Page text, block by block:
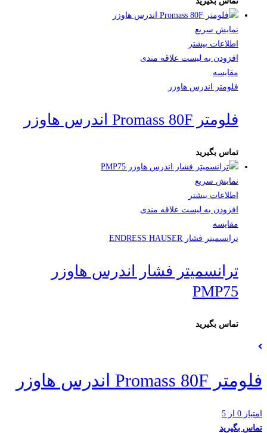
نمایش سریع
اطلاعات بیشتر
افزودن به لیست علاقه مندی
مقایسه
فلومتر اندرس هاوزر
فلومتر Promass 80F اندرس هاوزر
تماس بگیرید
نمایش سریع
اطلاعات بیشتر
افزودن به لیست علاقه مندی
مقایسه
ترانسمیتر فشار ENDRESS HAUSER
ترانسمیتر فشار اندرس هاوزر
PMP75
تماس بگیرید
فلومتر Promass 80F اندرس هاوزر
امتیاز 0 از 5
تماس بگیرید